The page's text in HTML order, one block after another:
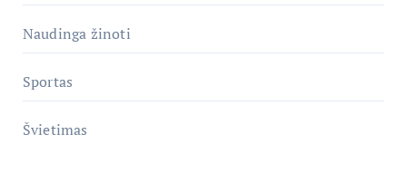
Naudinga žinoti
Sportas
Švietimas